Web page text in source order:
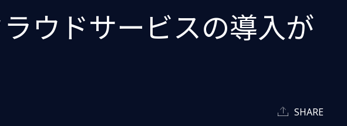
ウドサービスの導入が
SHARE